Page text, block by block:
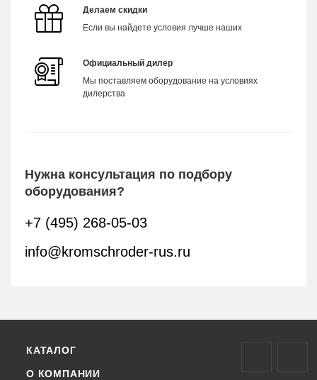
Делаем скидки
Если вы найдете условия лучше наших
Официальный дилер
Мы поставляем оборудование на условиях
дилерства
Нужна консультация по подбору
оборудования?
+7 (495) 268-05-03
info@kromschroder-rus.ru
КАТАЛОГ
О КОМПАНИИ